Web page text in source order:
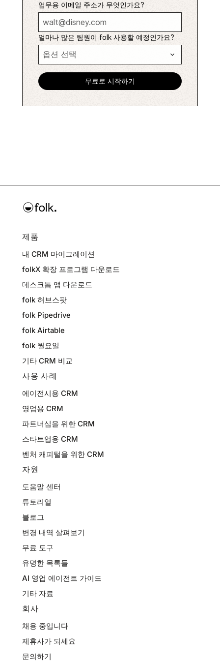
업무용 이메일 주소가 무엇인가요?
얼마나 많은 팀원이 folk 사용할 예정인가요?
제품
내 CRM 마이그레이션
folkX 확장 프로그램 다운로드
데스크톱 앱 다운로드
folk 허브스팟
folk Pipedrive
folk Airtable
folk 월요일
기타 CRM 비교
사용 사례
에이전시용 CRM
영업용 CRM
파트너십을 위한 CRM
스타트업용 CRM
벤처 캐피털을 위한 CRM
자원
도움말 센터
튜토리얼
블로그
변경 내역 살펴보기
무료 도구
유명한 목록들
AI 영업 에이전트 가이드
기타 자료
회사
채용 중입니다
제휴사가 되세요
문의하기